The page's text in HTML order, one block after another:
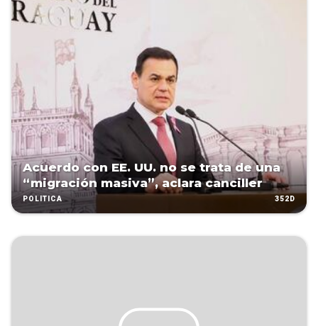
Acuerdo con EE. UU. no se trata de una
“migración masiva”, aclara canciller
POLÍTICA 352D